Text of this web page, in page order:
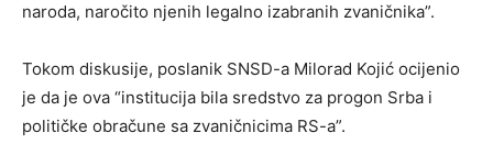
naroda, naročito njenih legalno izabranih zvaničnika”.
Tokom diskusije, poslanik SNSD-a Milorad Kojić ocijenio
je da je ova “institucija bila sredstvo za progon Srba i
političke obračune sa zvaničnicima RS-a”.